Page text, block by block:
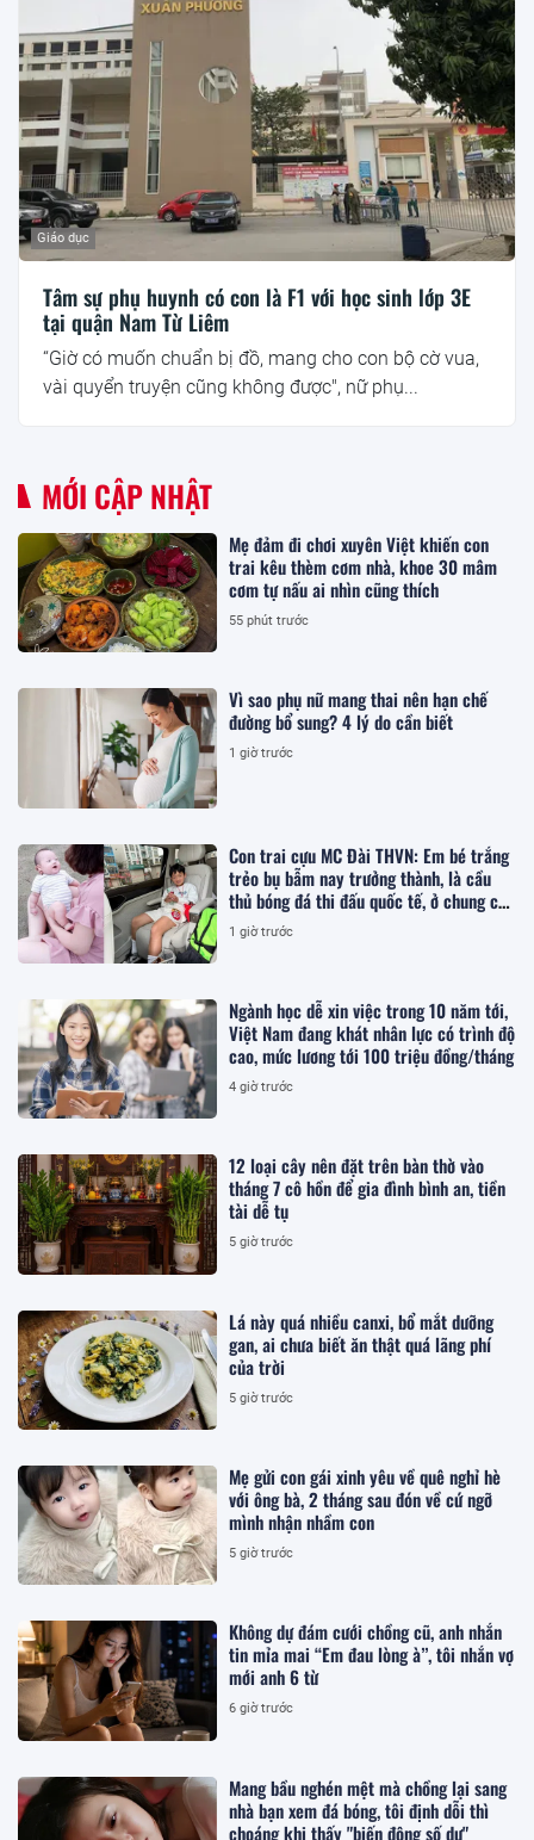
Giáo dục
Tâm sự phụ huynh có con là F1 với học sinh lớp 3E
tại quận Nam Từ Liêm
“Giờ có muốn chuẩn bị đồ, mang cho con bộ cờ vua,
vài quyển truyện cũng không được", nữ phụ...
MỚI CẬP NHẬT
Mẹ đảm đi chơi xuyên Việt khiến con
trai kêu thèm cơm nhà, khoe 30 mâm
cơm tự nấu ai nhìn cũng thích
55 phút trước
Vì sao phụ nữ mang thai nên hạn chế
đường bổ sung? 4 lý do cần biết
1 giờ trước
Con trai cựu MC Đài THVN: Em bé trắng
trẻo bụ bẫm nay trưởng thành, là cầu
thủ bóng đá thi đấu quốc tế, ở chung cư
hạng sang Hà Nội
1 giờ trước
Ngành học dễ xin việc trong 10 năm tới,
Việt Nam đang khát nhân lực có trình độ
cao, mức lương tới 100 triệu đồng/tháng
4 giờ trước
12 loại cây nên đặt trên bàn thờ vào
tháng 7 cô hồn để gia đình bình an, tiền
tài dễ tụ
5 giờ trước
Lá này quá nhiều canxi, bổ mắt dưỡng
gan, ai chưa biết ăn thật quá lãng phí
của trời
5 giờ trước
Mẹ gửi con gái xinh yêu về quê nghỉ hè
với ông bà, 2 tháng sau đón về cứ ngỡ
mình nhận nhầm con
5 giờ trước
Không dự đám cưới chồng cũ, anh nhắn
tin mỉa mai “Em đau lòng à”, tôi nhắn vợ
mới anh 6 từ
6 giờ trước
Mang bầu nghén mệt mà chồng lại sang
nhà bạn xem đá bóng, tôi định dỗi thì
choáng khi thấy "biến động số dư"